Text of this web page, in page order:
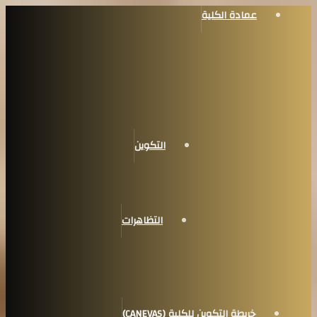
عمادة الكلية
التكوين
التظاهرات